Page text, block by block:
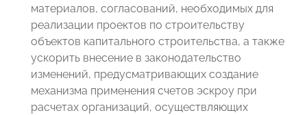
материалов, согласований, необходимых для
реализации проектов по строительству
объектов капитального строительства, а также
ускорить внесение в законодательство
изменений, предусматривающих создание
механизма применения счетов эскроу при
расчетах организаций, осуществляющих